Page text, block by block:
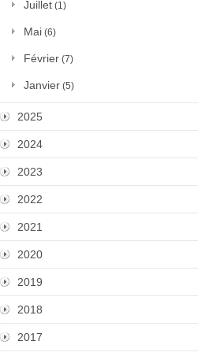
Juillet (1)
Mai (6)
Février (7)
Janvier (5)
2025
2024
2023
2022
2021
2020
2019
2018
2017